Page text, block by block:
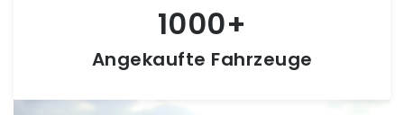
1000
Angekaufte Fahrzeuge